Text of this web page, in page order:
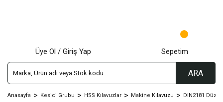
ARA
Üye Ol / Giriş Yap Sepetim
Anasayfa Kesici Grubu HSS Kılavuzlar Makine Kılavuzu DIN2181 Düz